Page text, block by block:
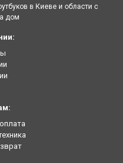
в Киеве и области с
дом